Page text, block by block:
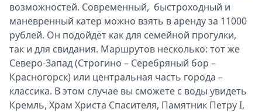
возможностей. Современный, быстроходный и
маневренный катер можно взять в аренду за 11000
рублей. Он подойдёт как для семейной прогулки,
так и для свидания. Маршрутов несколько: тот же
Северо-Запад (Строгино – Серебряный бор –
Красногорск) или центральная часть города –
классика. В этом случае вы сможете с воды увидеть
Кремль, Храм Христа Спасителя, Памятник Петру I,